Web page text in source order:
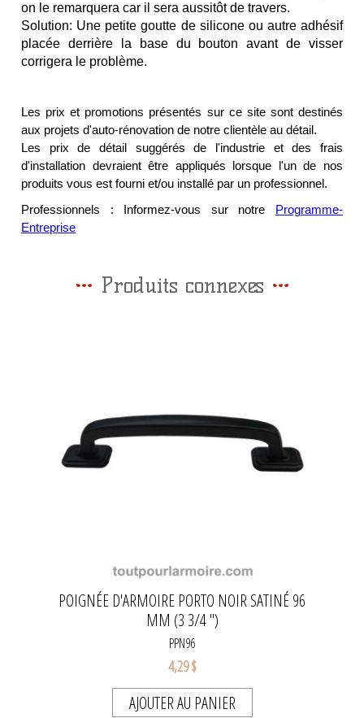
on le remarquera car il sera aussitôt de travers.
Solution: Une petite goutte de silicone ou autre adhésif
placée derrière la base du bouton avant de visser
corrigera le problème.
Les prix et promotions présentés sur ce site sont destinés
aux projets d'auto-rénovation de notre clientèle au détail.
Les prix de détail suggérés de l'industrie et des frais
d'installation devraient être appliqués lorsque l'un de nos
produits vous est fourni et/ou installé par un professionnel.
Professionnels : Informez-vous sur notre
Programme-
Entreprise
Produits connexes
POIGNÉE D'ARMOIRE PORTO NOIR SATINÉ 96
MM (3 3/4 ")
PPN96
4,29 $
AJOUTER AU PANIER